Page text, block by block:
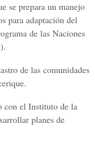
se prepara un manejo
para adaptación del
de las Naciones
de las comunidades
con el Instituto de la
planes de